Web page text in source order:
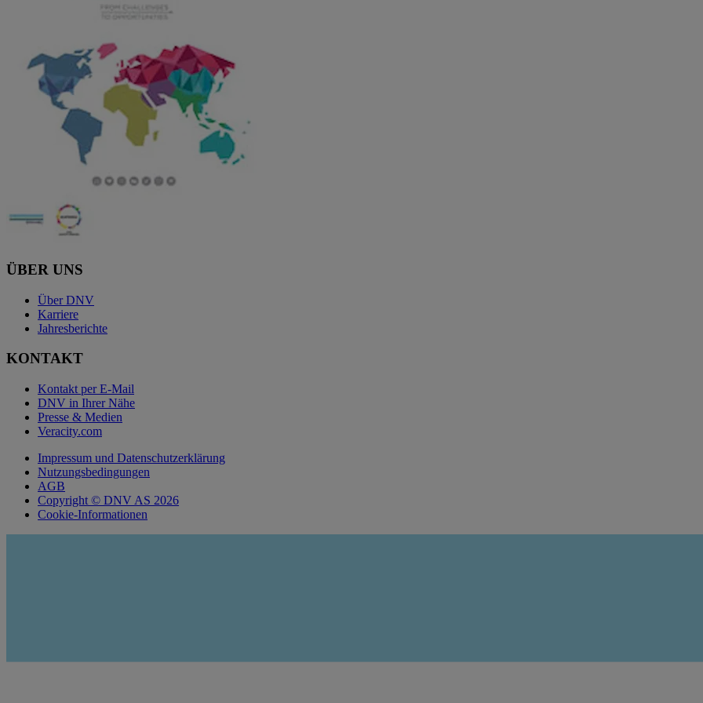
ÜBER UNS
Über DNV
Karriere
Jahresberichte
KONTAKT
Kontakt per E-Mail
DNV in Ihrer Nähe
Presse & Medien
Veracity.com
Impressum und Datenschutzerklärung
Nutzungsbedingungen
AGB
Copyright © DNV AS 2026
Cookie-Informationen